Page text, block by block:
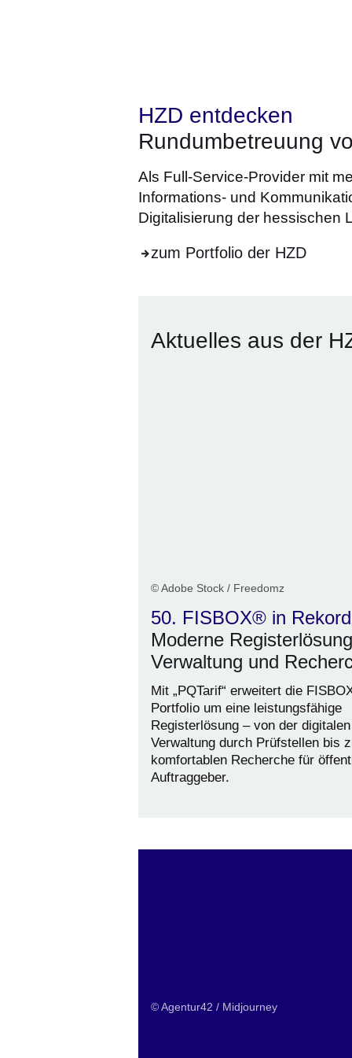
HZD entdecken
Rundumbetreuung
Als Full-Service-Provider mit
Informations- und
Digitalisierung der hessischen
zum Portfolio der HZD
Aktuelles aus der
© Adobe Stock / Freedomz
50. FISBOX® in
Moderne
Verwaltung und
Mit „PQTarif“ erweitert die
Portfolio um eine leistungsfähige
Registerlösung – von der digitalen
Verwaltung durch Prüfstellen bis
komfortablen Recherche für
Auftraggeber.
© Agentur42 / Midjourney